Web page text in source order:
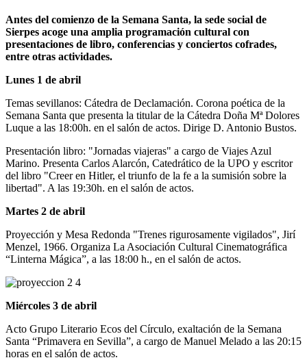
Antes del comienzo de la Semana Santa, la sede social de
Sierpes acoge una amplia programación cultural con
presentaciones de libro, conferencias y conciertos cofrades,
entre otras actividades.
Lunes 1 de abril
Temas sevillanos: Cátedra de Declamación. Corona poética de la
Semana Santa que presenta la titular de la Cátedra Doña Mª Dolores
Luque a las 18:00h. en el salón de actos. Dirige D. Antonio Bustos.
Presentación libro: "Jornadas viajeras" a cargo de Viajes Azul
Marino. Presenta Carlos Alarcón, Catedrático de la UPO y escritor
del libro "Creer en Hitler, el triunfo de la fe a la sumisión sobre la
libertad". A las 19:30h. en el salón de actos.
Martes 2 de abril
Proyección y Mesa Redonda "Trenes rigurosamente vigilados", Jirí
Menzel, 1966. Organiza La Asociación Cultural Cinematográfica
“Linterna Mágica”, a las 18:00 h., en el salón de actos.
Miércoles 3 de abril
Acto Grupo Literario Ecos del Círculo, exaltación de la Semana
Santa “Primavera en Sevilla”, a cargo de Manuel Melado a las 20:15
horas en el salón de actos.